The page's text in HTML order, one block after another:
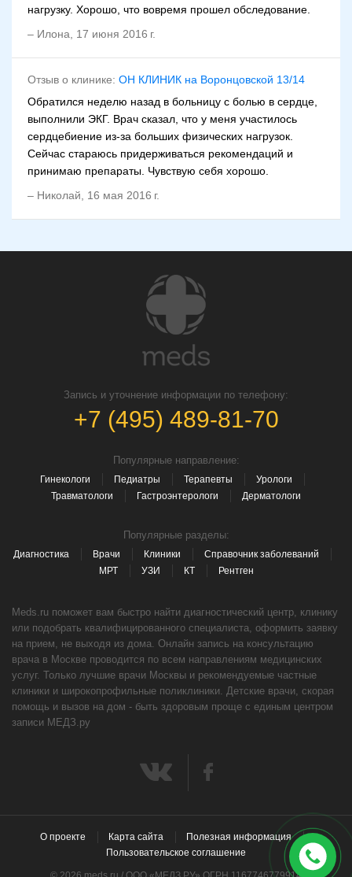
нагрузку. Хорошо, что вовремя прошел обследование.
– Илона, 17 июня 2016 г.
Отзыв о клинике: ОН КЛИНИК на Воронцовской 13/14
Обратился неделю назад в больницу с болью в сердце,
выполнили ЭКГ. Врач сказал, что у меня участилось
сердцебиение из-за больших физических нагрузок.
Сейчас стараюсь придерживаться рекомендаций и
принимаю препараты. Чувствую себя хорошо.
– Николай, 16 мая 2016 г.
Запись и уточнение информации по телефону:
+7 (495) 489-81-70
Популярные направление:
Гинекологи Педиатры Терапевты
Урологи
Травматологи
Гастроэнтерологи Дерматологи
Популярные разделы:
Диагностика Врачи Клиники
Справочник заболеваний
МРТ
УЗИ КТ Рентген
Meds.ru поможет вам быстро найти диагностический центр, клинику
или подобрать квалифицированного специалиста, оформить заявку
на прием, не выходя из дома. Онлайн запись на консультацию
врача в Москве проводится по всем направлениям медицинских
услуг. Только лучшие врачи Москвы и рекомендуемые частные
клиники и широкопрофильные поликлиники. Детские врачи, скорая
помощь и вызов на дом - быть здоровым проще с единым центром
записи МЕДЗ.ру
О проекте Карта сайта
Полезная информация
Пользовательское соглашение